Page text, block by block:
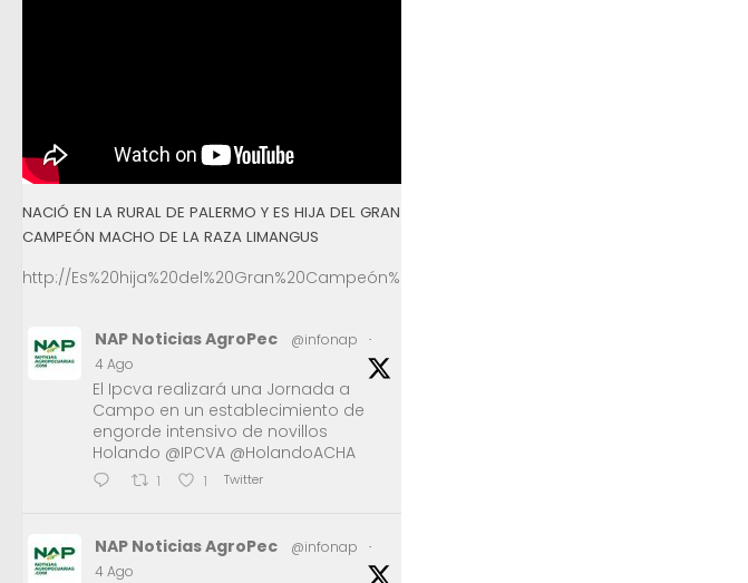
NACIÓ EN LA RURAL DE PALERMO Y ES HIJA DEL GRAN
CAMPEÓN MACHO DE LA RAZA LIMANGUS
http://Es%20hija%20del%20Gran%20Campeón%20Macho%20de%20la%20Raza%20Limangus,
NAP Noticias AgroPec @infonap
·
4 Ago
El Ipcva realizará una Jornada a
Campo en un establecimiento de
engorde intensivo de novillos
Holando @IPCVA @HolandoACHA
1 1 Twitter
NAP Noticias AgroPec @infonap
·
4 Ago